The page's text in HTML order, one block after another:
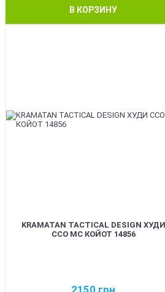
В КОРЗИНУ
KRAMATAN TACTICAL DESIGN ХУДИ
ССО МС КОЙОТ 14856
2150 грн